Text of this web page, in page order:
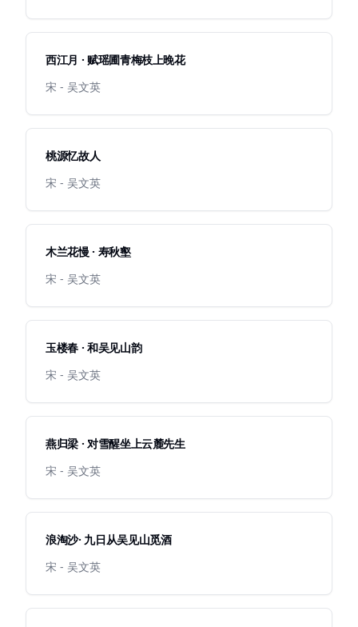
西江月 · 赋瑶圃青梅枝上晚花
宋 - 吴文英
桃源忆故人
宋 - 吴文英
木兰花慢 · 寿秋壑
宋 - 吴文英
玉楼春 · 和吴见山韵
宋 - 吴文英
燕归梁 · 对雪醒坐上云麓先生
宋 - 吴文英
浪淘沙· 九日从吴见山觅酒
宋 - 吴文英